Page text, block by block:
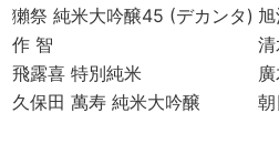
獺祭 純米大吟醸45 (デカンタ)
作 智
飛露喜 特別純米
久保田 萬寿 純米大吟醸